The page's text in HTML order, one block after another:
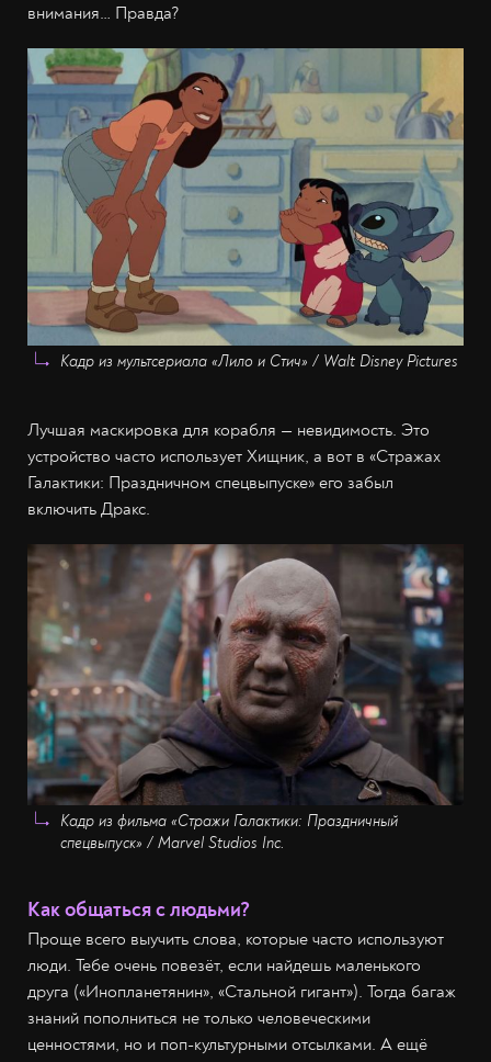
внимания… Правда?
Кадр из мультсериала «Лило и Стич» / Walt Disney Pictures
Лучшая маскировка для корабля — невидимость. Это
устройство часто использует Хищник, а вот в «Стражах
Галактики: Праздничном спецвыпуске» его забыл
включить Дракс.
Кадр из фильма «Стражи Галактики: Праздничный
спецвыпуск» / Marvel Studios Inc.
Как общаться с людьми?
Проще всего выучить слова, которые часто используют
люди. Тебе очень повезёт, если найдешь маленького
друга («Инопланетянин», «Стальной гигант»). Тогда багаж
знаний пополниться не только человеческими
ценностями, но и поп-культурными отсылками. А ещё